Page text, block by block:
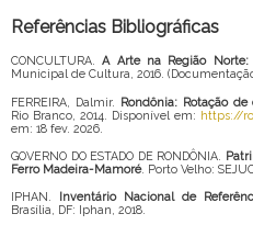
Referências Bibliográficas
CONCULTURA.A Arte na Região Norte:
Municipal de Cultura, 2016.
FERREIRA, Dalmir. Rondônia: Rotação
Rio Branco, 2014. Disponível em: https://
em: 18 fev. 2026.
GOVERNO DO ESTADO DE RONDÔNIA.
Ferro Madeira-Mamoré. Porto Velho:
IPHAN. Inventário Nacional de
Brasília, DF: Iphan, 2018.